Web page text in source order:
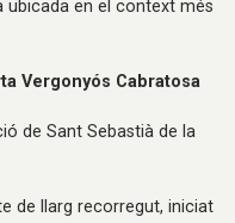
en el context més
Vergonyós Cabratosa
de Sant Sebastià de la
de llarg recorregut, iniciat